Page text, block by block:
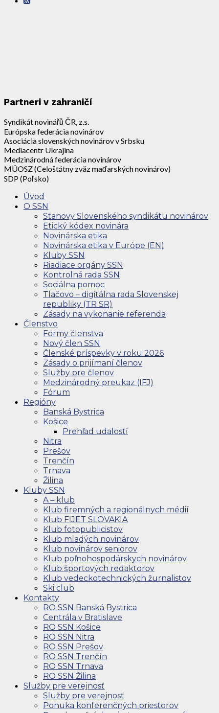
Partneri v zahraničí
Syndikát novinářů ČR, z.s.
Európska federácia novinárov
Asociácia slovenských novinárov v Srbsku
Mediacentr Ukrajina
Medzinárodná federácia novinárov
MÚOSZ (Celoštátny zväz maďarských novinárov)
SDP (Poľsko)
Úvod
O SSN
Stanovy Slovenského syndikátu novinárov
Etický kódex novinára
Novinárska etika
Novinárska etika v Európe (EN)
Kluby SSN
Riadiace orgány SSN
Kontrolná rada SSN
Sociálna pomoc
Tlačovo – digitálna rada Slovenskej
republiky (TR SR)
Zásady na vykonanie referenda
Členstvo
Formy členstva
Nový člen SSN
Členské príspevky v roku 2026
Zásady o prijímaní členov
Služby pre členov
Medzinárodný preukaz (IFJ)
Fórum
Regióny
Banská Bystrica
Košice
Prehľad udalostí
Nitra
Prešov
Trenčín
Trnava
Žilina
Kluby SSN
A – klub
Klub firemných a regionálnych médií
Klub FIJET SLOVAKIA
Klub fotopublicistov
Klub mladých novinárov
Klub novinárov seniorov
Klub poľnohospodárskych novinárov
Klub športových redaktorov
Klub vedeckotechnických žurnalistov
Ski club
Kontakty
RO SSN Banská Bystrica
Centrála v Bratislave
RO SSN Košice
RO SSN Nitra
RO SSN Prešov
RO SSN Trenčín
RO SSN Trnava
RO SSN Žilina
Služby pre verejnosť
Služby pre verejnosť
Ponuka konferenčných priestorov